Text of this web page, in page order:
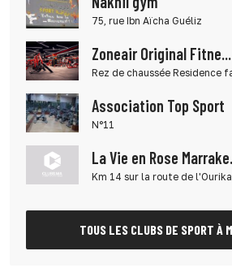
75, rue Ibn Aïcha Guéliz
Zoneair Original Fitne...
Rez de chaussée Residence
Association Top Sport
N°11
La Vie en Rose
Km 14 sur la route de l'Ourika
TOUS LES CLUBS DE SPORT À